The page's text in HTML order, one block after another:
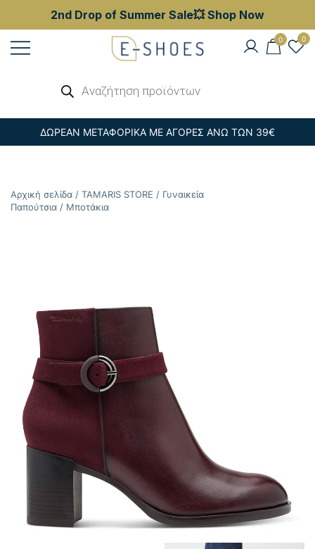
2nd Drop of Summer Sale💥 Shop Now
Παπούτσια – Επώνυμες Τσάντες στις
0 0
προϊόντων
ΔΩΡΕΑΝ ΜΕΤΑΦΟΡΙΚΑ ΜΕ ΑΓΟΡΕΣ ΑΝΩ ΤΩΝ 39€
Αρχική σελίδα / TAMARIS STORE / Γυναικεία
Παπούτσια / Μποτάκια